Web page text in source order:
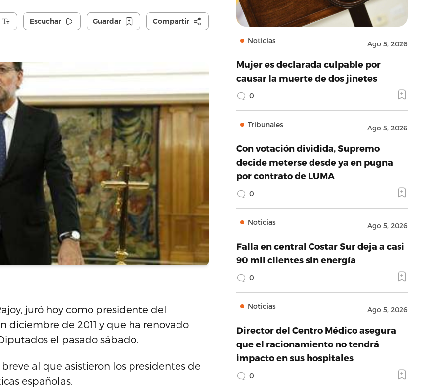
Escuchar Guardar Compartir
juró hoy como presidente del
diciembre de 2011 y que ha renovado
el pasado sábado.
al que asistieron los presidentes de
españolas.
Noticias Ago 5, 2026
Mujer es declarada culpable por
causar la muerte de dos jinetes
0
Tribunales Ago 5, 2026
Con votación dividida, Supremo
decide meterse desde ya en pugna
por contrato de LUMA
0
Noticias Ago 5, 2026
Falla en central Costar Sur deja a casi
90 mil clientes sin energía
0
Noticias Ago 5, 2026
Director del Centro Médico asegura
que el racionamiento no tendrá
impacto en sus hospitales
0